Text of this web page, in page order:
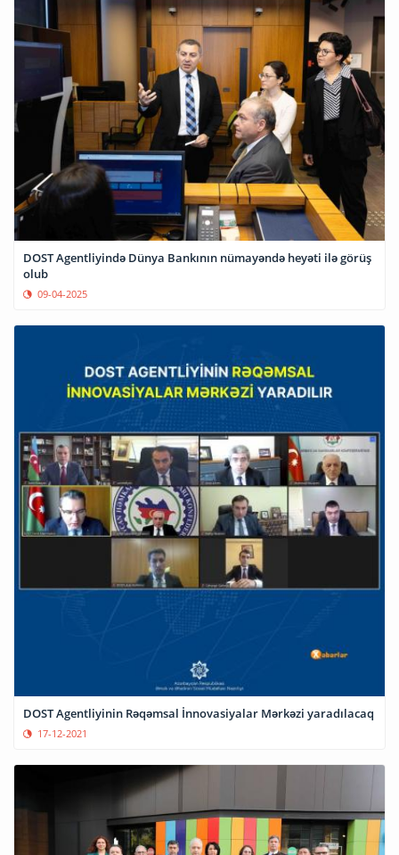
DOST Agentliyində Dünya Bankının nümayəndə heyəti ilə görüş
olub
09-04-2025
DOST Agentliyinin Rəqəmsal İnnovasiyalar Mərkəzi yaradılacaq
17-12-2021